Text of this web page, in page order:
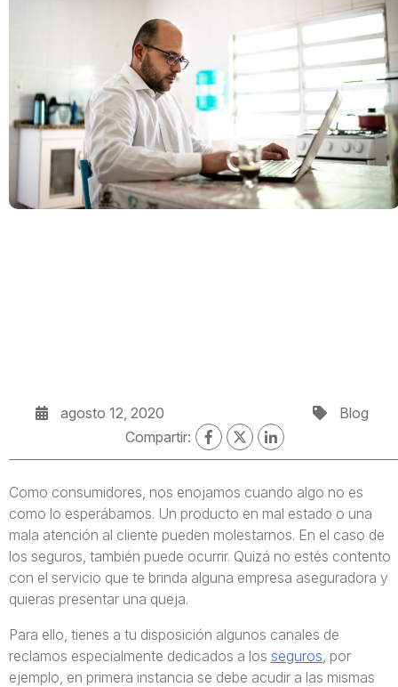
agosto 12, 2020
Blog
Compartir:
Como consumidores, nos enojamos cuando algo no es
como lo esperábamos. Un producto en mal estado o una
mala atención al cliente pueden molestarnos. En el caso de
los seguros, también puede ocurrir. Quizá no estés contento
con el servicio que te brinda alguna empresa aseguradora y
quieras presentar una queja.
Para ello, tienes a tu disposición algunos canales de
reclamos especialmente dedicados a los seguros, por
ejemplo, en primera instancia se debe acudir a las mismas